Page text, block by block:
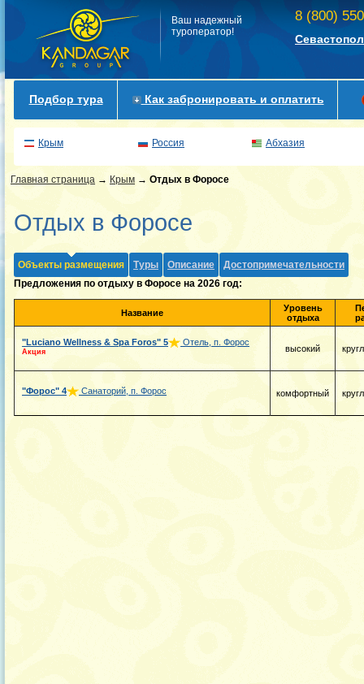
Ваш надежный
туроператор!
8 (800)
Подбор тура Как забронировать и оплатить
Крым Россия Абхазия
Главная страница → Крым → Отдых в Форосе
Отдых в Форосе
Объекты размещения Туры Описание
Достопримечательности
Предложения по отдыху в Форосе на 2026 год:
Название
Уровень
отдыха
"Luciano Wellness & Spa Foros" 5 Отель, п. Форос
Акция высокий
"Форос" 4 Санаторий, п. Форос комфортный